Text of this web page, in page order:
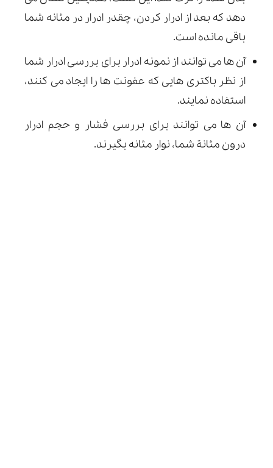
دهد که بعد از ادرار کردن، چقدر ادرار در مثانه شما
باقی مانده است.
آن ها می توانند از نمونه ادرار برای بررسی ادرار شما
از نظر باکتری هایی که عفونت ها را ایجاد می کنند،
استفاده نمایند.
آن ها می توانند برای بررسی فشار و حجم ادرار
درون مثانة شما، نوار مثانه بگیرند.